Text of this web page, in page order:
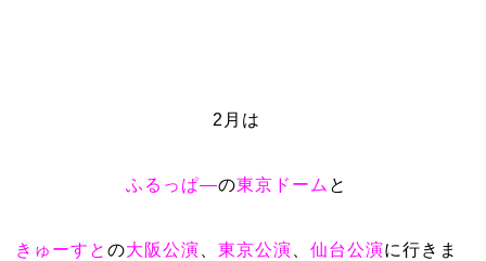
2月は
ふるっぱ―の東京ドーム と
きゅーすとの大阪公演 、東京公演 、仙台公演に行きま